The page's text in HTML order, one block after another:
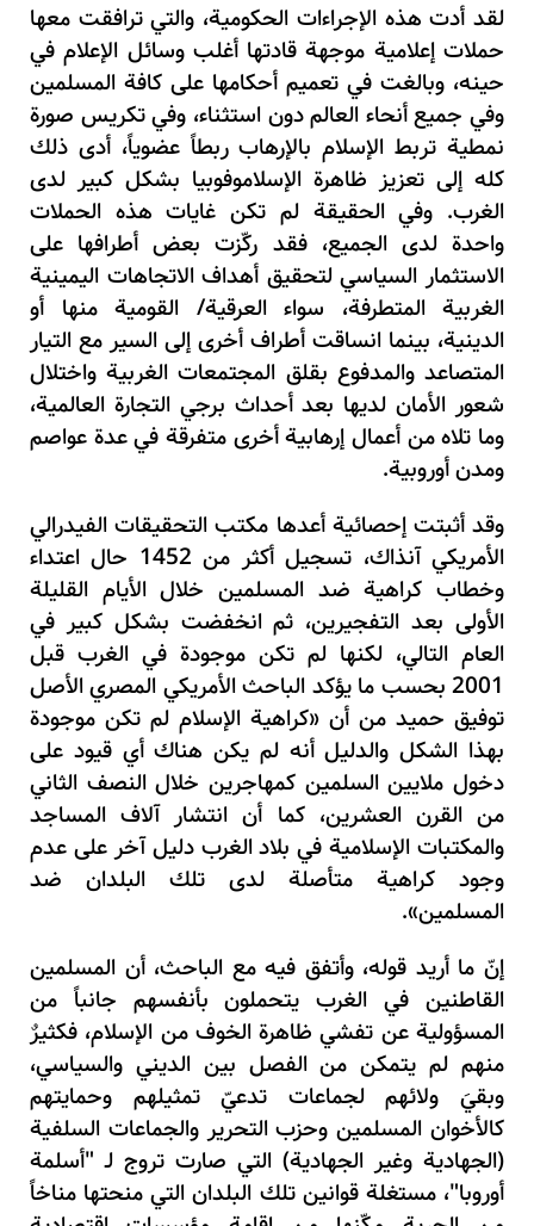
لقد أدت هذه الإجراءات الحكومية، والتي ترافقت معها
حملات إعلامية موجهة قادتها أغلب وسائل الإعلام في
حينه، وبالغت في تعميم أحكامها على كافة المسلمين
وفي جميع أنحاء العالم دون استثناء، وفي تكريس صورة
نمطية تربط الإسلام بالإرهاب ربطاً عضوياً، أدى ذلك
كله إلى تعزيز ظاهرة الإسلاموفوبيا بشكل كبير لدى
الغرب. وفي الحقيقة لم تكن غايات هذه الحملات
واحدة لدى الجميع، فقد ركّزت بعض أطرافها على
الاستثمار السياسي لتحقيق أهداف الاتجاهات اليمينية
الغربية المتطرفة، سواء العرقية/ القومية منها أو
الدينية، بينما انساقت أطراف أخرى إلى السير مع التيار
المتصاعد والمدفوع بقلق المجتمعات الغربية واختلال
شعور الأمان لديها بعد أحداث برجي التجارة العالمية،
وما تلاه من أعمال إرهابية أخرى متفرقة في عدة عواصم
ومدن أوروبية.
وقد أثبتت إحصائية أعدها مكتب التحقيقات الفيدرالي
الأمريكي آنذاك، تسجيل أكثر من 1452 حال اعتداء
وخطاب كراهية ضد المسلمين خلال الأيام القليلة
الأولى بعد التفجيرين، ثم انخفضت بشكل كبير في
العام التالي، لكنها لم تكن موجودة في الغرب قبل
2001 بحسب ما يؤكد الباحث الأمريكي المصري الأصل
توفيق حميد من أن «كراهية الإسلام لم تكن موجودة
بهذا الشكل والدليل أنه لم يكن هناك أي قيود على
دخول ملايين السلمين كمهاجرين خلال النصف الثاني
من القرن العشرين، كما أن انتشار آلاف المساجد
والمكتبات الإسلامية في بلاد الغرب دليل آخر على عدم
وجود كراهية متأصلة لدى تلك البلدان ضد
المسلمين».
إنّ ما أريد قوله، وأتفق فيه مع الباحث، أن المسلمين
القاطنين في الغرب يتحملون بأنفسهم جانباً من
المسؤولية عن تفشي ظاهرة الخوف من الإسلام، فكثيرٌ
منهم لم يتمكن من الفصل بين الديني والسياسي،
وبقيَ ولائهم لجماعات تدعيّ تمثيلهم وحمايتهم
كالأخوان المسلمين وحزب التحرير والجماعات السلفية
(الجهادية وغير الجهادية) التي صارت تروج لـ "أسلمة
أوروبا"، مستغلة قوانين تلك البلدان التي منحتها مناخاً